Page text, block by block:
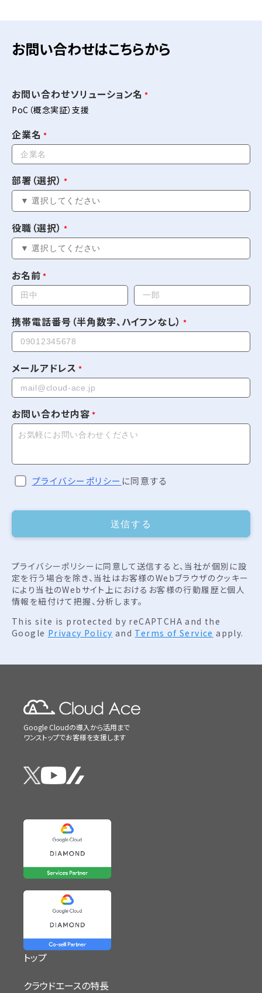
お問い合わせはこちらから
お問い合わせソリューション名
PoC（概念実証）支援
企業名
部署（選択）
役職（選択）
お名前
携帯電話番号（半角数字、ハイフンなし）
メールアドレス
お問い合わせ内容
プライバシーポリシー に同意する
送信する
プライバシーポリシーに同意して送信すると、当社が個別に設
定を行う場合を除き、当社はお客様のWebブラウザのクッキー
により当社のWebサイト上におけるお客様の行動履歴と個人
情報を紐付けて把握、分析します。
This site is protected by reCAPTCHA and the
Google Privacy Policy and Terms of Service apply.
Google Cloudの導入から活用まで
ワンストップでお客様を支援します
トップ
クラウドエースの特長